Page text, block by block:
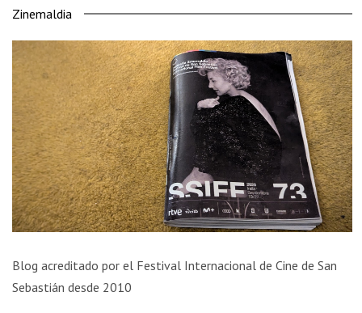
Zinemaldia
Blog acreditado por el Festival Internacional de Cine de San
Sebastián desde 2010